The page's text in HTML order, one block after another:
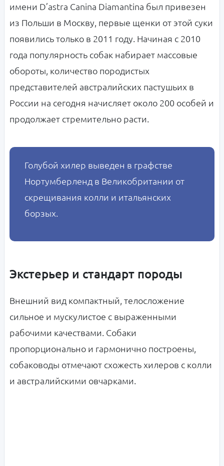
имени D’astra Canina Diamantina был привезен
из Польши в Москву, первые щенки от этой суки
появились только в 2011 году. Начиная с 2010
года популярность собак набирает массовые
обороты, количество породистых
представителей австралийских пастушьих в
России на сегодня начисляет около 200 особей и
продолжает стремительно расти.
Голубой хилер выведен в графстве
Нортумберленд в Великобритании от
скрещивания колли и итальянских
борзых.
Экстерьер и стандарт породы
Внешний вид компактный, телосложение
сильное и мускулистое с выраженными
рабочими качествами. Собаки
пропорционально и гармонично построены,
собаководы отмечают схожесть хилеров с колли
и австралийскими овчарками.